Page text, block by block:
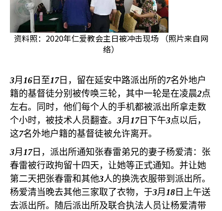
资料照：2020年仁爱教会主日被冲击现场 （照片来自网
络）
3月 16 日至17日，留在延安中路派出所的7名外地户
籍的基督徒分别被传唤三轮，其中一轮是在凌晨2点
左右。同时，他们每个人的手机都被派出所拿走数
个小时，被技术人员翻查。 3月 17日下午3点以后，
这7名外地户籍的基督徒被允许离开。
3月 17日，派出所通知张春雷弟兄的妻子杨爱清：张
春雷被行政拘留十四天，让她等正式通知。并让她
第二天把张春雷和其他3人的换洗衣服带到派出所。
杨爱清当晚去其他三家取了衣物，于3月 18 日上午送
去派出所。随后派出所及联合执法人员让杨爱清带